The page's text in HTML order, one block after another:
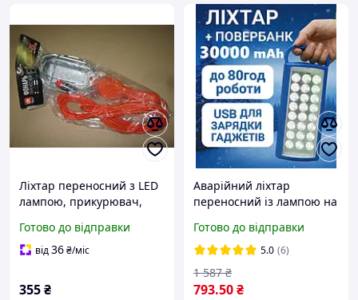
Ліхтар переносний з LED
лампою, прикурювач,
Готово до відправки
від36₴/міс
355₴
Аварійний ліхтар
переносний із лампою на
автономним
заряджанням, переносні
ліхтарі з зарядкою від
мережі Almina
Готово до відправки
5.0 (6)
793.50₴
1 587 ₴